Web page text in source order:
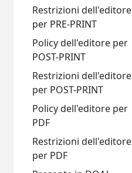
Restrizioni dell'editore
per PRE-PRINT
Policy dell'editore per
POST-PRINT
Restrizioni dell'editore
per POST-PRINT
Policy dell'editore per
PDF
Restrizioni dell'editore
per PDF